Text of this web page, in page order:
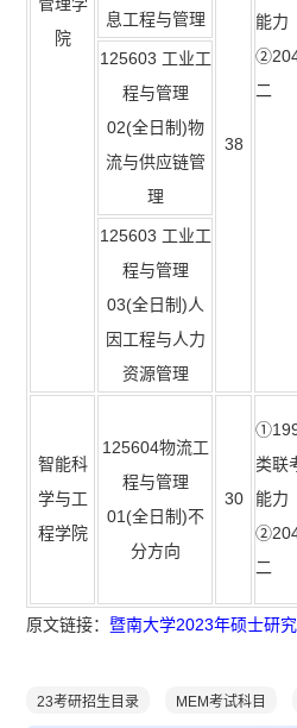
院
能力
二
息工程与管理
38
125603 工业工
程与管理
02(全日制)物
流与供应链管
理
125603 工业工
程与管理
03(全日制)人
因工程与人力
资源管理
智能科
学与工
程学院
125604物流工
程与管理
01(全日制)不
分方向
30
类联
能力
二
原文链接： 暨南大学2023年硕士研
23考研招生目录 MEM考试科目